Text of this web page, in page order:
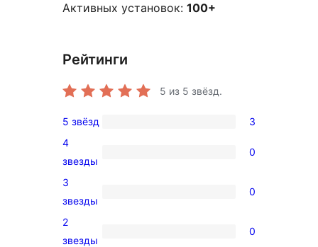
Активных установок: 100+
Рейтинги
5 из 5 звёзд.
3
5-
звездный
отзыв
5 звёзд 3
0
4-
звездный
4
звезды
0
0
3-
звездный
3
звезды
0
0
2
звезды
0